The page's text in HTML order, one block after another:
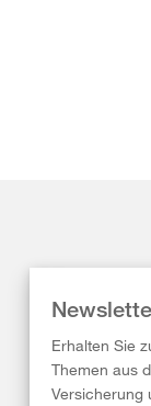
Erhalten Sie
Themen aus
Versicherung